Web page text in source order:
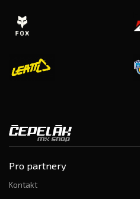
Pro partnery
Kontakt